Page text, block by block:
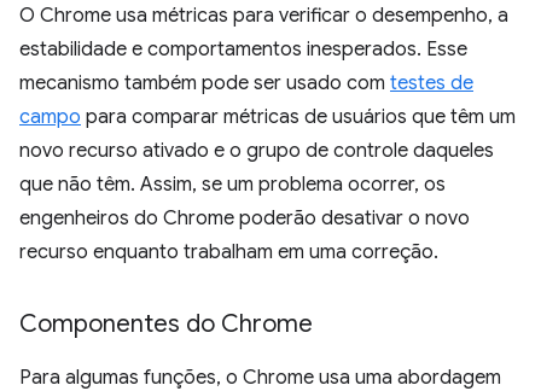
O Chrome usa métricas para verificar o desempenho, a
estabilidade e comportamentos inesperados. Esse
mecanismo também pode ser usado com testes de
campo para comparar métricas de usuários que têm um
novo recurso ativado e o grupo de controle daqueles
que não têm. Assim, se um problema ocorrer, os
engenheiros do Chrome poderão desativar o novo
recurso enquanto trabalham em uma correção.
Componentes do Chrome
Para algumas funções, o Chrome usa uma abordagem